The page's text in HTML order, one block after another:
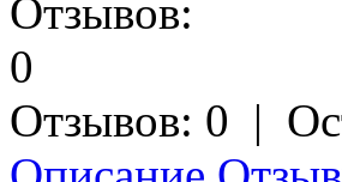
Отзывов: 0 |